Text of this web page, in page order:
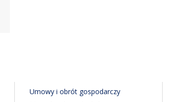
Umowy i obrót gospodarczy